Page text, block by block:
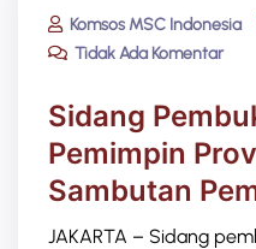
Komsos MSC Indonesia
Tidak Ada Komentar
Sidang
Pemimpin
Sambutan
JAKARTA – Sidang